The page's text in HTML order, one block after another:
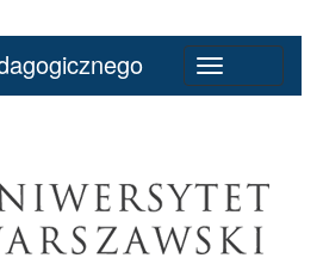
navigation